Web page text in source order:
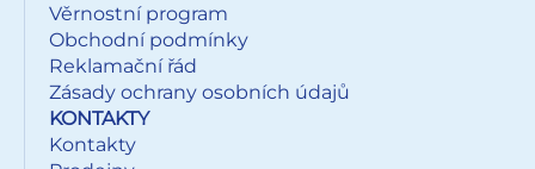
Věrnostní program
Obchodní podmínky
Reklamační řád
Zásady ochrany osobních údajů
KONTAKTY
Kontakty